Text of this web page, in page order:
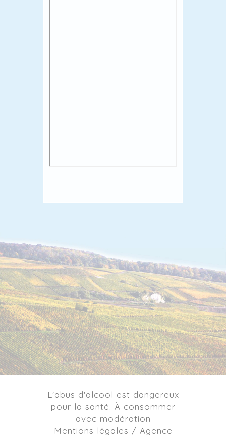
L'abus d'alcool est dangereux
pour la santé. À consommer
avec modération
Mentions légales / Agence